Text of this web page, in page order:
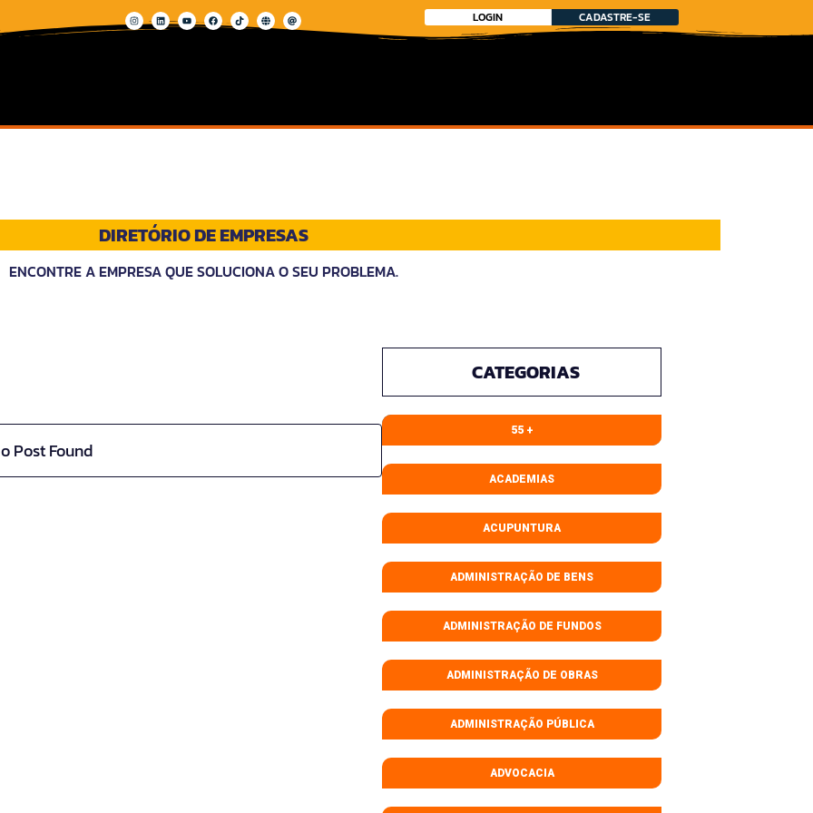
LOGIN CADASTRE-SE
DIRETÓRIO DE EMPRESAS
ENCONTRE A EMPRESA QUE SOLUCIONA O SEU PROBLEMA.
Post Found
CATEGORIAS
55 +
ACADEMIAS
ACUPUNTURA
ADMINISTRAÇÃO DE BENS
ADMINISTRAÇÃO DE FUNDOS
ADMINISTRAÇÃO DE OBRAS
ADMINISTRAÇÃO PÚBLICA
ADVOCACIA